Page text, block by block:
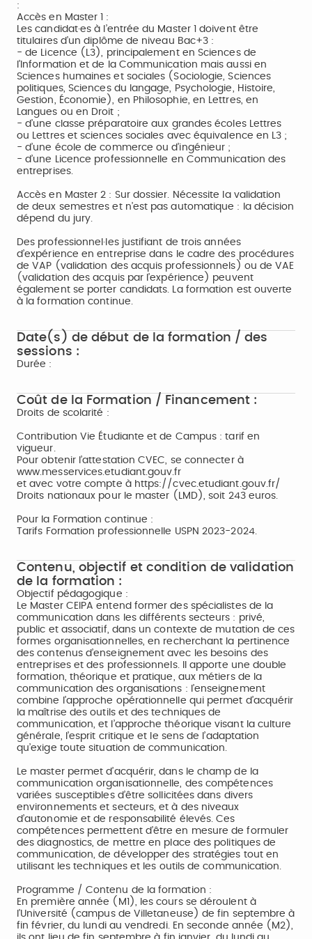
:
Accès en Master 1 :
Les candidat·es à l’entrée du Master 1 doivent être
titulaires d’un diplôme de niveau Bac+3 :
- de Licence (L3), principalement en Sciences de
l’Information et de la Communication mais aussi en
Sciences humaines et sociales (Sociologie, Sciences
politiques, Sciences du langage, Psychologie, Histoire,
Gestion, Économie), en Philosophie, en Lettres, en
Langues ou en Droit ;
- d’une classe préparatoire aux grandes écoles Lettres
ou Lettres et sciences sociales avec équivalence en L3 ;
- d’une école de commerce ou d’ingénieur ;
- d’une Licence professionnelle en Communication des
entreprises.
Accès en Master 2 : Sur dossier. Nécessite la validation
de deux semestres et n’est pas automatique : la décision
dépend du jury.
Des professionnel·les justifiant de trois années
d’expérience en entreprise dans le cadre des procédures
de VAP (validation des acquis professionnels) ou de VAE
(validation des acquis par l’expérience) peuvent
également se porter candidats. La formation est ouverte
à la formation continue.
Date(s) de début de la formation / des
sessions :
Durée :
Coût de la Formation / Financement :
Droits de scolarité :
Contribution Vie Étudiante et de Campus : tarif en
vigueur.
Pour obtenir l’attestation CVEC, se connecter à
www.messervices.etudiant.gouv.fr
et avec votre compte à https://cvec.etudiant.gouv.fr/
Droits nationaux pour le master (LMD), soit 243 euros.
Pour la Formation continue :
Tarifs Formation professionnelle USPN 2023-2024.
Contenu, objectif et condition de validation
de la formation :
Objectif pédagogique :
Le Master CEIPA entend former des spécialistes de la
communication dans les différents secteurs : privé,
public et associatif, dans un contexte de mutation de ces
formes organisationnelles, en recherchant la pertinence
des contenus d’enseignement avec les besoins des
entreprises et des professionnels. Il apporte une double
formation, théorique et pratique, aux métiers de la
communication des organisations : l’enseignement
combine l’approche opérationnelle qui permet d’acquérir
la maîtrise des outils et des techniques de
communication, et l’approche théorique visant la culture
générale, l’esprit critique et le sens de l’adaptation
qu’exige toute situation de communication.
Le master permet d’acquérir, dans le champ de la
communication organisationnelle, des compétences
variées susceptibles d’être sollicitées dans divers
environnements et secteurs, et à des niveaux
d’autonomie et de responsabilité élevés. Ces
compétences permettent d’être en mesure de formuler
des diagnostics, de mettre en place des politiques de
communication, de développer des stratégies tout en
utilisant les techniques et les outils de communication.
Programme / Contenu de la formation :
En première année (M1), les cours se déroulent à
l’Université (campus de Villetaneuse) de fin septembre à
fin février, du lundi au vendredi. En seconde année (M2),